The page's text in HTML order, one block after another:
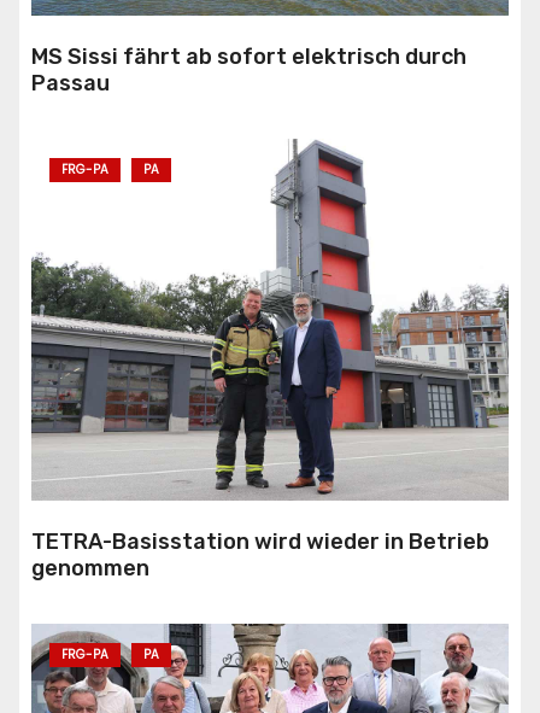
MS Sissi fährt ab sofort elektrisch durch
Passau
FRG-PA PA
TETRA-Basisstation wird wieder in Betrieb
genommen
FRG-PA PA